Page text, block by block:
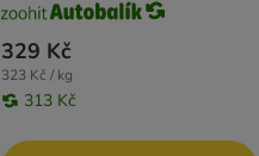
329 Kč
323 Kč / kg
313 Kč